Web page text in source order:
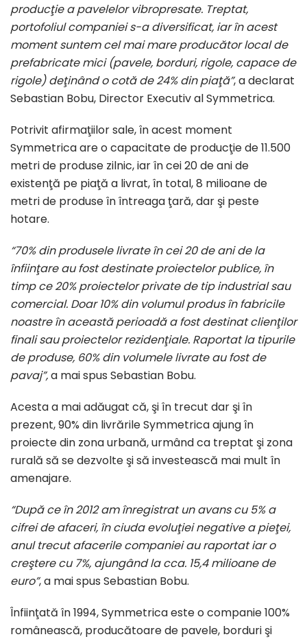
producţie a pavelelor vibropresate. Treptat,
portofoliul companiei s-a diversificat, iar în acest
moment suntem cel mai mare producător local de
prefabricate mici (pavele, borduri, rigole, capace de
rigole) deţinând o cotă de 24% din piaţă”, a declarat
Sebastian Bobu, Director Executiv al Symmetrica.
Potrivit afirmaţiilor sale, în acest moment
Symmetrica are o capacitate de producţie de 11.500
metri de produse zilnic, iar în cei 20 de ani de
existenţă pe piaţă a livrat, în total, 8 milioane de
metri de produse în întreaga ţară, dar şi peste
hotare.
“70% din produsele livrate în cei 20 de ani de la
înfiinţare au fost destinate proiectelor publice, în
timp ce 20% proiectelor private de tip industrial sau
comercial. Doar 10% din volumul produs în fabricile
noastre în această perioadă a fost destinat clienţilor
finali sau proiectelor rezidenţiale. Raportat la tipurile
de produse, 60% din volumele livrate au fost de
pavaj”,a mai spus Sebastian Bobu.
Acesta a mai adăugat că, şi în trecut dar şi în
prezent, 90% din livrările Symmetrica ajung în
proiecte din zona urbană, urmând ca treptat şi zona
rurală să se dezvolte şi să investească mai mult în
amenajare.
“După ce în 2012 am înregistrat un avans cu 5% a
cifrei de afaceri, în ciuda evoluţiei negative a pieţei,
anul trecut afacerile companiei au raportat iar o
creştere cu 7%, ajungând la cca. 15,4 milioane de
euro”, a mai spus Sebastian Bobu.
Înfiinţată în 1994, Symmetrica este o companie 100%
românească, producătoare de pavele, borduri şi